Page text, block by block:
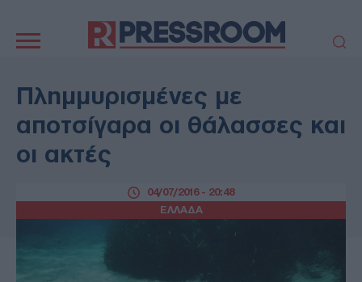
πλοήγηση
ΠΟΛΙΤΙΚΗ
ΟΙΚΟΝΟΜΙΑ
ΕΛΛΑΔΑ
ΕΚΚΛΗΣΙΑ
ΑΜΥΝΑ
ΔΙΕΘΝΗ
ΑΥΤΟΔΙΟΙΚΗΣΗ
ΓΑΣΤΡΟΝΟΜΙΑ
ΖΩΔΙΑ
Πλημμυρισμένες με
αποτσίγαρα οι θάλασσες και
οι ακτές
ΕΛΛΑΔΑ
04/07/2016 - 20:48